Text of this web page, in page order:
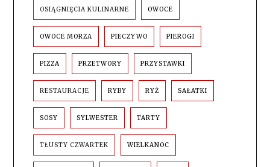
OSIĄGNIĘCIA KULINARNE OWOCE
OWOCE MORZA PIECZYWO PIEROGI
PIZZA PRZETWORY PRZYSTAWKI
RESTAURACJE RYBY RYŻ SAŁATKI
SOSY SYLWESTER TARTY
TŁUSTY CZWARTEK WIELKANOC